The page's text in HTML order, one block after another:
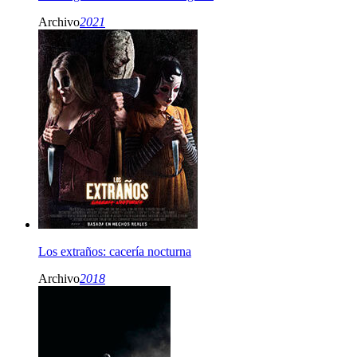
Archivo2021
Los extraños: cacería nocturna
Archivo2018